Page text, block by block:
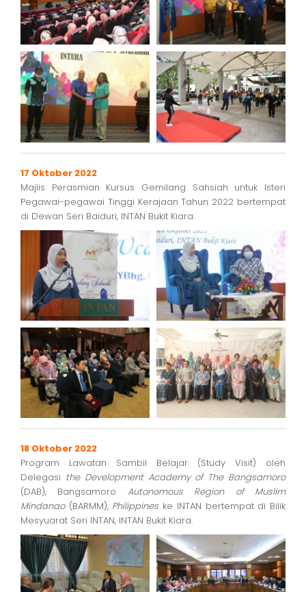
17 Oktober 2022
Majlis Perasmian Kursus Gemilang Sahsiah untuk Isteri
Pegawai-pegawai Tinggi Kerajaan Tahun 2022 bertempat
di Dewan Seri Baiduri, INTAN Bukit Kiara.
18 Oktober 2022
Program Lawatan Sambil Belajar (Study Visit) oleh
Delegasi the Development Academy of The Bangsamoro
(DAB), Bangsamoro Autonomous Region of Muslim
Mindanao(BARMM), Philippineske INTAN bertempat di Bilik
Mesyuarat Seri INTAN, INTAN Bukit Kiara.